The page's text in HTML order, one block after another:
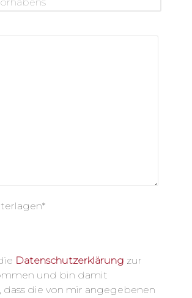
Datenschutzerklärung zur
und bin damit
dass die von mir angegebenen